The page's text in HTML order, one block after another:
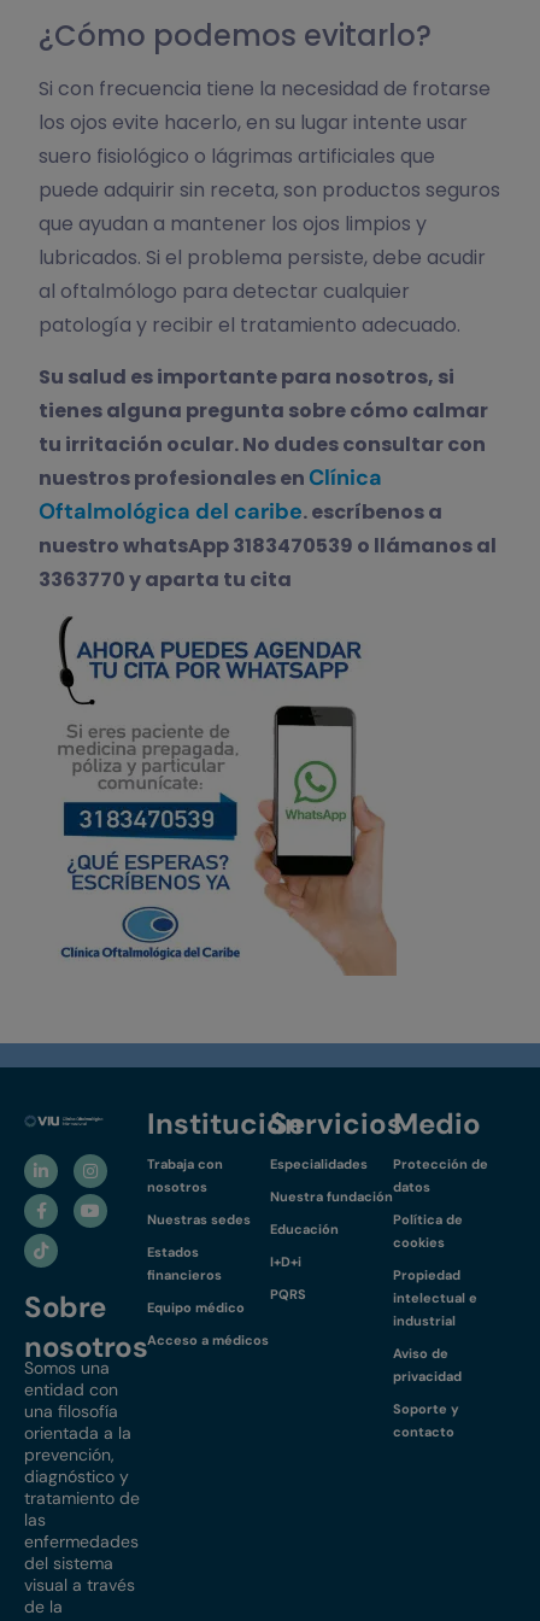
¿Cómo podemos evitarlo?
Si con frecuencia tiene la necesidad de frotarse
los ojos evite hacerlo, en su lugar intente usar
suero fisiológico o lágrimas artificiales que
puede adquirir sin receta, son productos seguros
que ayudan a mantener los ojos limpios y
lubricados. Si el problema persiste, debe acudir
al oftalmólogo para detectar cualquier
patología y recibir el tratamiento adecuado.
Su salud es importante para nosotros, si
tienes alguna pregunta sobre cómo calmar
tu irritación ocular. No dudes consultar con
nuestros profesionales en Clínica
Oftalmológica del caribe. escríbenos a
nuestro whatsApp 3183470539 o llámanos al
3363770 y aparta tu cita
Sobre
nosotros
Somos una
entidad con
una filosofía
orientada a la
prevención,
diagnóstico y
tratamiento de
las
enfermedades
del sistema
visual a través
de la
Institución
Trabaja con
nosotros
Nuestras sedes
Estados
financieros
Equipo médico
Acceso a médicos
Servicios
Especialidades
Nuestra fundación
Educación
I+D+i
PQRS
Medio
Protección de
datos
Política de
cookies
Propiedad
intelectual e
industrial
Aviso de
privacidad
Soporte y
contacto